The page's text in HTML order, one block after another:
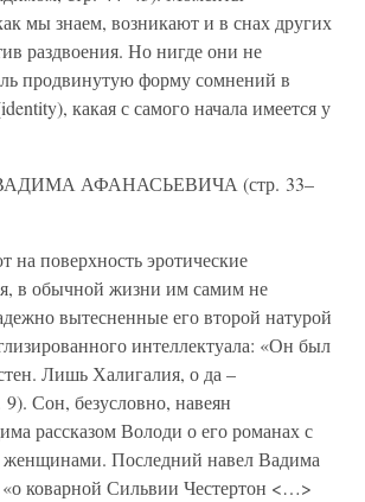
мы знаем, возникают и в снах других
раздвоения. Но нигде они не
продвинутую форму сомнений в
какая с самого начала имеется у
АФАНАСЬЕВИЧА (стр. 33–
поверхность эротические
в обычной жизни им самим не
вытесненные его второй натурой
интеллектуала: «Он был
Лишь Халигалия, о да –
Сон, безусловно, навеян
рассказом Володи о его романах с
женщинами. Последний навел Вадима
коварной Сильвии Честертон <…>